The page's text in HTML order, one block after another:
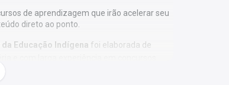
de aprendizagem que irão acelerar seu
direto ao ponto.
Educação Indígena foi elaborada de
e com larga experiência em concursos.